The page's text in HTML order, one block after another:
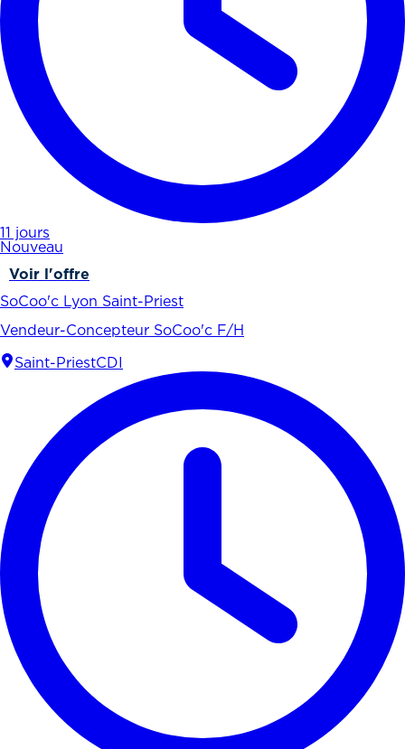
11 jours
Nouveau
Voir l'offre
SoCoo'c Lyon Saint-Priest
Vendeur-Concepteur SoCoo'c F/H
Saint-PriestCDI